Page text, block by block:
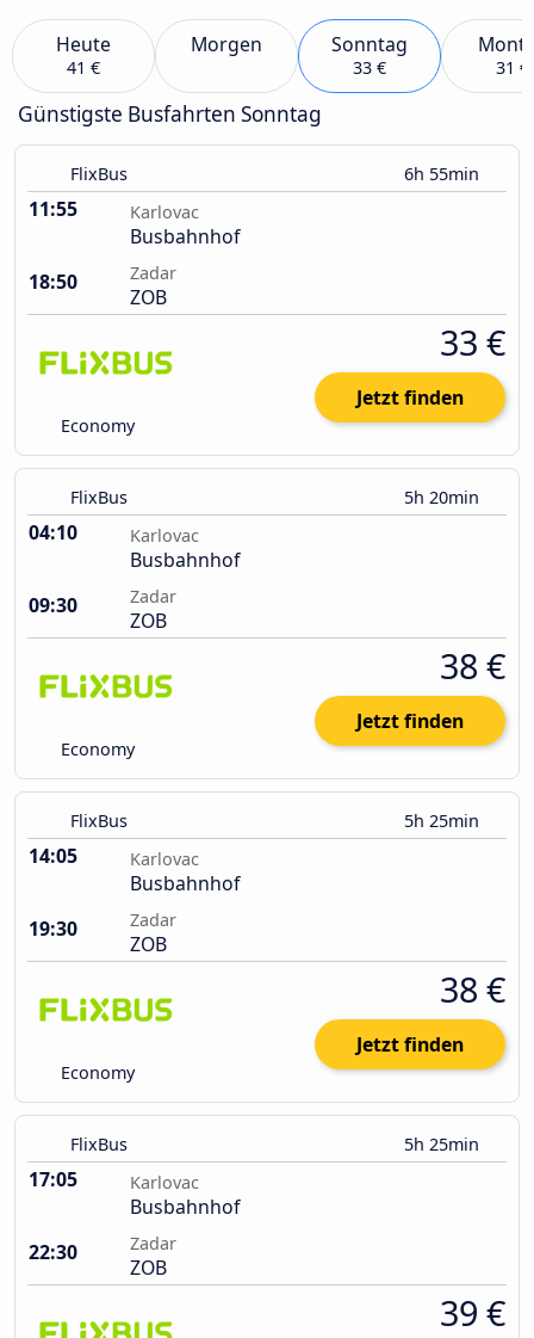
Heute
41 €
Morgen Sonntag
33 € 31 €
Günstigste Busfahrten Sonntag
FlixBus 6h 55min
11:55 Karlovac
Busbahnhof
18:50
Zadar
ZOB
Economy
33 €
Jetzt finden
FlixBus 5h 20min
04:10 Karlovac
Busbahnhof
09:30
Zadar
ZOB
Economy
38 €
Jetzt finden
FlixBus 5h 25min
14:05 Karlovac
Busbahnhof
19:30
Zadar
ZOB
Economy
38 €
Jetzt finden
FlixBus 5h 25min
17:05 Karlovac
Busbahnhof
22:30
Zadar
ZOB
39 €